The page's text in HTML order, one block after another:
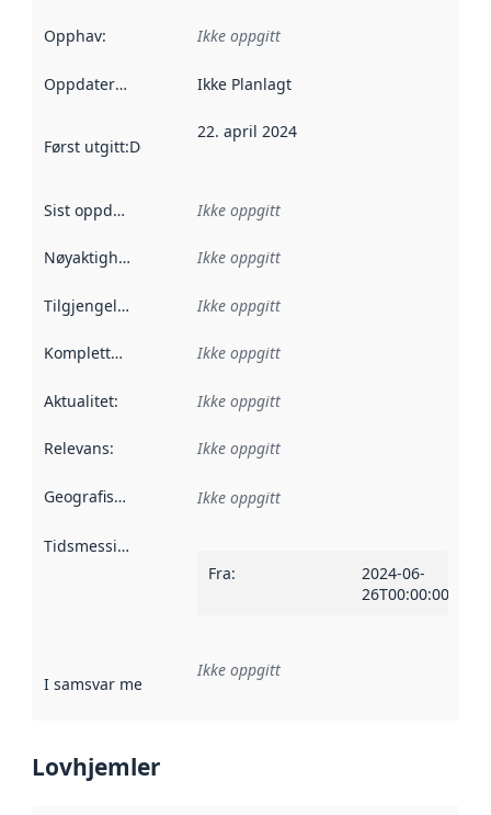
Opphav: Ikke oppgitt
Oppdateringsfrekvens :
Ikke Planlagt
Først utgitt:Denne datoen sier når dataene i dette
22. april 2024
Sist oppdatert Ikke oppgitt
Nøyaktighet Ikke oppgitt
Tilgjengelighet Ikke oppgitt
Kompletthet Ikke oppgitt
Aktualitet: Ikke oppgitt
Relevans: Ikke oppgitt
Geografisk avgrensning :
Ikke oppgitt
Tidsmessig avgrensning
Fra:
2024-06-
26T00:00:00Z
I samsvar med Referanse til en implementasjonsregel
Ikke oppgitt
Lovhjemler